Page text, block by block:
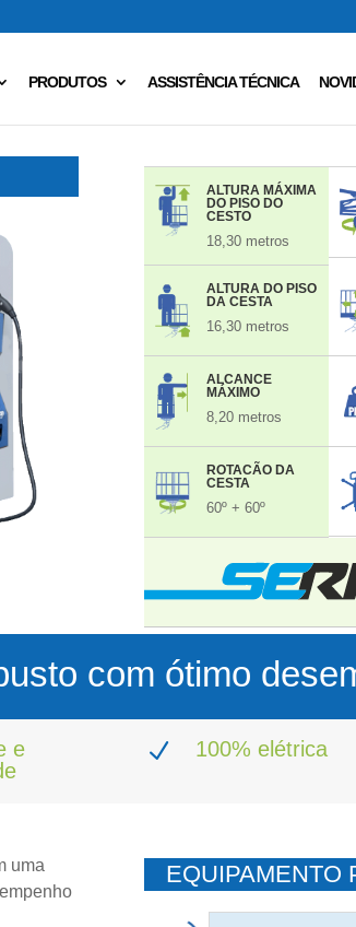
PRODUTOS ASSISTÊNCIA TÉCNICA
ALTURA MÁXIMA
DO PISO DO
CESTO
18,30 metros
ALTURA DO PISO
DA CESTA
16,30 metros
ALCANCE
MÁXIMO
8,20 metros
ROTACÃO DA
CESTA
60º + 60º
com ótimo
e
N 100% elétrica
uma
EQUIPAMENTO